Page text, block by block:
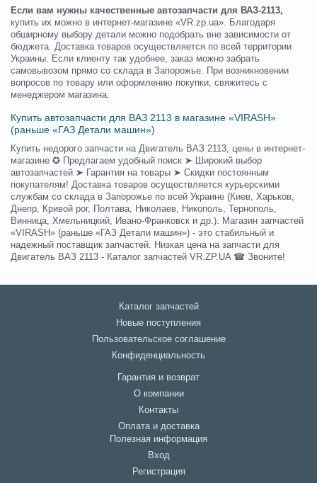
Если вам нужны качественные автозапчасти для ВАЗ-2113,
купить их можно в интернет-магазине «VR.zp.ua». Благодаря
обширному выбору детали можно подобрать вне зависимости от
бюджета. Доставка товаров осуществляется по всей территории
Украины. Если клиенту так удобнее, заказ можно забрать
самовывозом прямо со склада в Запорожье. При возникновении
вопросов по товару или оформлению покупки, свяжитесь с
менеджером магазина.
Купить автозапчасти для ВАЗ 2113 в магазине «VIRASH»
(раньше «ГАЗ Детали машин»)
Купить недорого запчасти на Двигатель ВАЗ 2113, цены в интернет-
магазине ✪ Предлагаем удобный поиск ➤ Широкий выбор
автозапчастей ➤ Гарантия на товары ➤ Скидки постоянным
покупателям! Доставка товаров осуществляется курьерскими
службам со склада в Запорожье по всей Украине (Киев, Харьков,
Днепр, Кривой рог, Полтава, Николаев, Никополь, Тернополь,
Винница, Хмельницкий, Ивано-Франковск и др.). Магазин запчастей
«VIRASH» (раньше «ГАЗ Детали машин») - это стабильный и
надежный поставщик запчастей. Низкая цена на запчасти для
Двигатель ВАЗ 2113 - Каталог запчастей VR.ZP.UA ☎ Звоните!
Каталог запчастей
Новые поступления
Пользовательское соглашение
Конфиденциальность
Гарантия и возврат
О компании
Контакты
Оплата и доставка
Полезная информация
Вход
Регистрация